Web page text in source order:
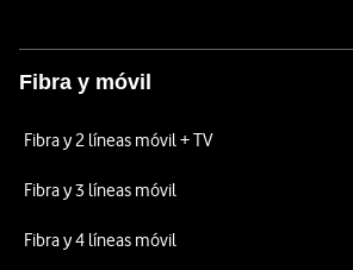
Fibra y móvil
Fibra y 2 líneas móvil + TV
Fibra y 3 líneas móvil
Fibra y 4 líneas móvil